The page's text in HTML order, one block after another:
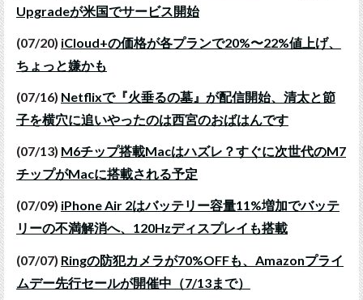
Upgradeが米国でサービス開始
(07/20) iCloud+の価格が各プランで20%〜22%値上げ、
ちょっと嫌かも
(07/16) Netflixで『火垂るの墓』が配信開始、清太と節
子を横穴に追いやったのは西宮のおばはんです
(07/13) M6チップ搭載Macはハズレ？すぐに次世代のM7
チップがMacに搭載される予定
(07/09) iPhone Air 2はバッテリー容量11%増加でバッテ
リーの不満解消へ、120Hzディスプレイも搭載
(07/07) Ringの防犯カメラが70%OFFも、Amazonプライ
ムデー先行セールが開催中（7/13まで）